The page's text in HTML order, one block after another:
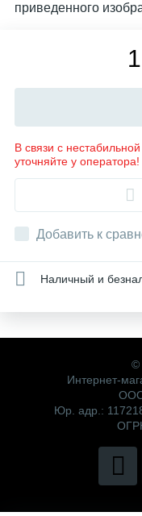
приведенного
В связи с
уточняйте у оператора!
Добавить к
Наличный и
©
Интернет-
ООО
Юр. адр.: